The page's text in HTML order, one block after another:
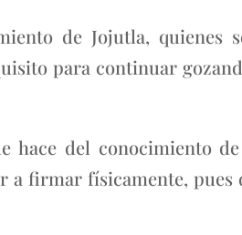
de Jojutla, quienes
para continuar
del conocimiento de
a firmar físicamente, pues